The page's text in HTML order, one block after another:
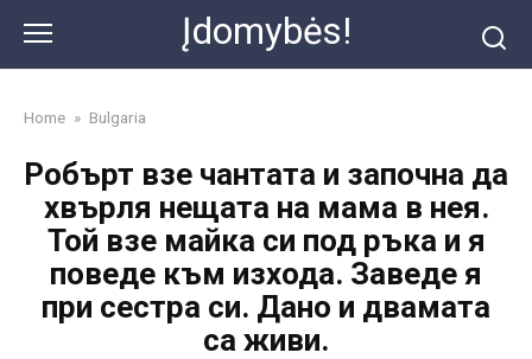
content
Įdomybės!
Home » Bulgaria
Робърт взе чантата и започна да
хвърля нещата на мама в нея.
Той взе майка си под ръка и я
поведе към изхода. Заведе я
при сестра си. Дано и двамата
са живи.